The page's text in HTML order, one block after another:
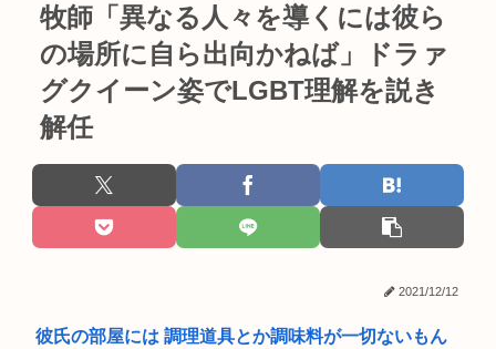
牧師「異なる人々を導くには彼ら
の場所に自ら出向かねば」ドラァ
グクイーン姿でLGBT理解を説き
解任
2021/12/12
彼氏の部屋には 調理道具とか調味料が一切ないもん